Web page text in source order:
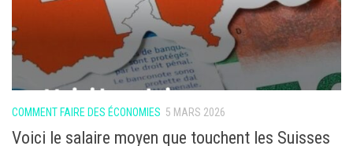
COMMENT FAIRE DES ÉCONOMIES 5 MARS 2026
Voici le salaire moyen que touchent les Suisses